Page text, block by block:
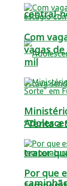
central-
trator
Com
vagas
mil
“Tenta a
Por que